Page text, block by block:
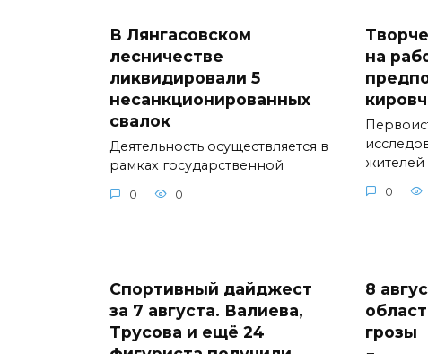
В Лянгасовском
лесничестве
ликвидировали 5
несанкционированных
свалок
Деятельность осуществляется в
рамках государственной
0 0
на
жителей
0
Спортивный дайджест
за 7 августа. Валиева,
Трусова и ещё 24
8
грозы